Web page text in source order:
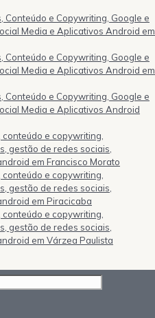
Conteúdo e Copywriting, Google e
Media e Aplicativos Android em
Conteúdo e Copywriting, Google e
Media e Aplicativos Android em
Conteúdo e Copywriting, Google e
Media e Aplicativos Android
e copywriting,
gestão de redes sociais,
em Francisco Morato
e copywriting,
gestão de redes sociais,
em Piracicaba
e copywriting,
gestão de redes sociais,
em Várzea Paulista